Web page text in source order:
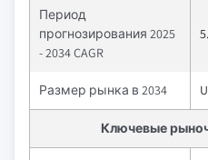
Период
прогнозирования 2025
- 2034 CAGR
Размер рынка в 2034
Ключевые